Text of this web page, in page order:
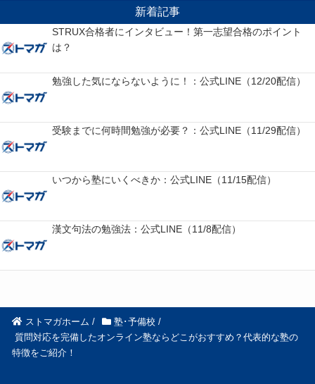
新着記事
STRUX合格者にインタビュー！第一志望合格のポイント
は？
勉強した気にならないように！：公式LINE（12/20配信）
受験までに何時間勉強が必要？：公式LINE（11/29配信）
いつから塾にいくべきか：公式LINE（11/15配信）
漢文句法の勉強法：公式LINE（11/8配信）
ストマガホーム / 塾･予備校 /
質問対応を完備したオンライン塾ならどこがおすすめ？代表的な塾の
特徴をご紹介！